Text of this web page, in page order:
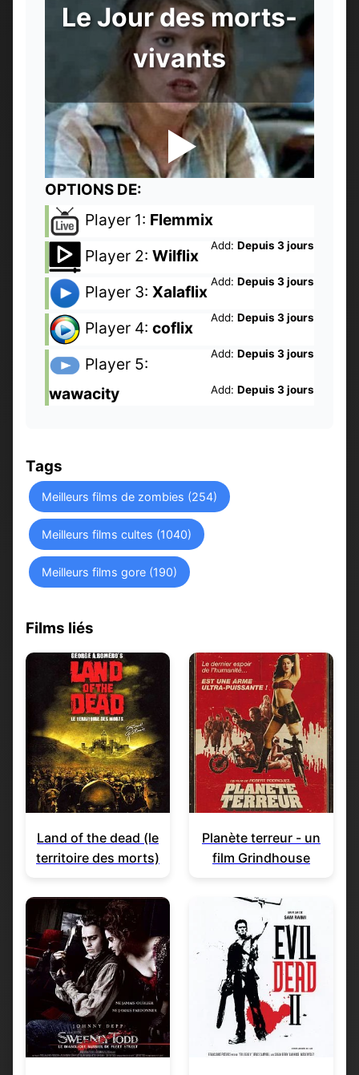
Le Jour des morts-
vivants
OPTIONS DE:
Player 1: Flemmix
Add: Depuis 3 jours
Player 2: Wilflix
Add: Depuis 3 jours
Player 3: Xalaflix
Add: Depuis 3 jours
Player 4: coflix
Add: Depuis 3 jours
Player 5:
wawacity
Add: Depuis 3 jours
Tags
Meilleurs films de zombies (254)
Meilleurs films cultes (1040)
Meilleurs films gore (190)
Films liés
Land of the dead (le
territoire des morts)
Planète terreur - un
film Grindhouse